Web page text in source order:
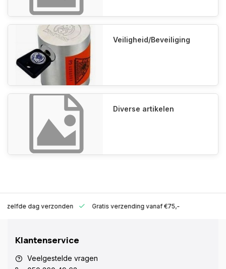
Veiligheid/Beveiliging
Diverse artikelen
zelfde dag verzonden Gratis verzending vanaf €75,-
Klantenservice
Veelgestelde vragen